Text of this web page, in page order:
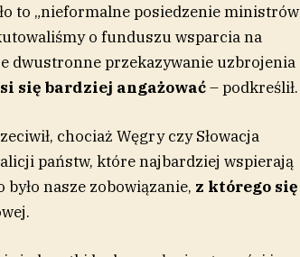
to „nieformalne posiedzenie ministrów
o funduszu wsparcia na
dwustronne przekazywanie uzbrojenia
się bardziej angażować– podkreślił.
chociaż Węgry czy Słowacja
państw, które najbardziej wspierają
nasze zobowiązanie, z którego się